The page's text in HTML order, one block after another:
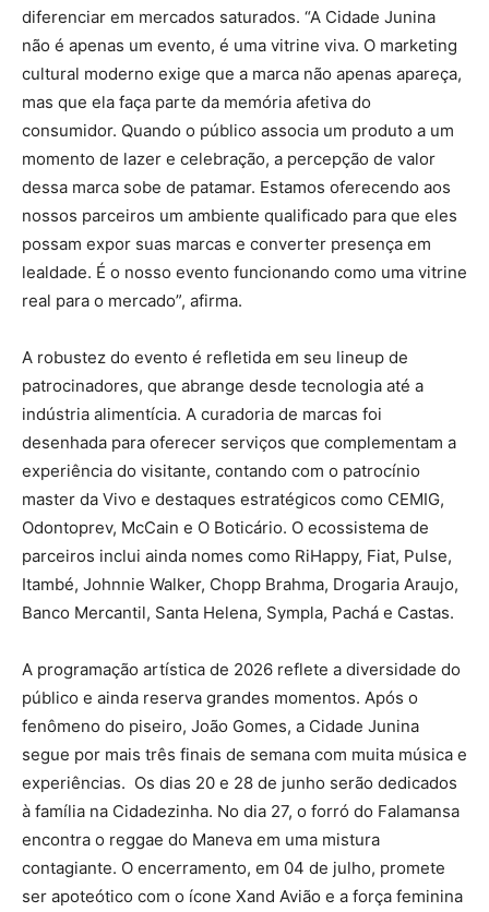
diferenciar em mercados saturados. “A Cidade Junina
não é apenas um evento, é uma vitrine viva. O marketing
cultural moderno exige que a marca não apenas apareça,
mas que ela faça parte da memória afetiva do
consumidor. Quando o público associa um produto a um
momento de lazer e celebração, a percepção de valor
dessa marca sobe de patamar. Estamos oferecendo aos
nossos parceiros um ambiente qualificado para que eles
possam expor suas marcas e converter presença em
lealdade. É o nosso evento funcionando como uma vitrine
real para o mercado”, afirma.
A robustez do evento é refletida em seu lineup de
patrocinadores, que abrange desde tecnologia até a
indústria alimentícia. A curadoria de marcas foi
desenhada para oferecer serviços que complementam a
experiência do visitante, contando com o patrocínio
master da Vivo e destaques estratégicos como CEMIG,
Odontoprev, McCain e O Boticário. O ecossistema de
parceiros inclui ainda nomes como RiHappy, Fiat, Pulse,
Itambé, Johnnie Walker, Chopp Brahma, Drogaria Araujo,
Banco Mercantil, Santa Helena, Sympla, Pachá e Castas.
A programação artística de 2026 reflete a diversidade do
público e ainda reserva grandes momentos. Após o
fenômeno do piseiro, João Gomes, a Cidade Junina
segue por mais três finais de semana com muita música e
experiências. Os dias 20 e 28 de junho serão dedicados
à família na Cidadezinha. No dia 27, o forró do Falamansa
encontra o reggae do Maneva em uma mistura
contagiante. O encerramento, em 04 de julho, promete
ser apoteótico com o ícone Xand Avião e a força feminina